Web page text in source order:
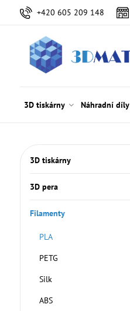
+420 605 209 148
3D tiskárny Náhradní díly
3D tiskárny
3D pera
Filamenty
PLA
PETG
Silk
ABS